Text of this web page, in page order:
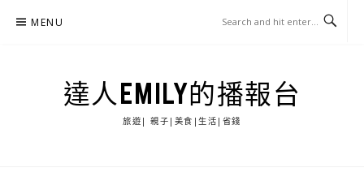
MENU
達人EMILY的播報台
旅遊| 親子|美食|生活|省錢